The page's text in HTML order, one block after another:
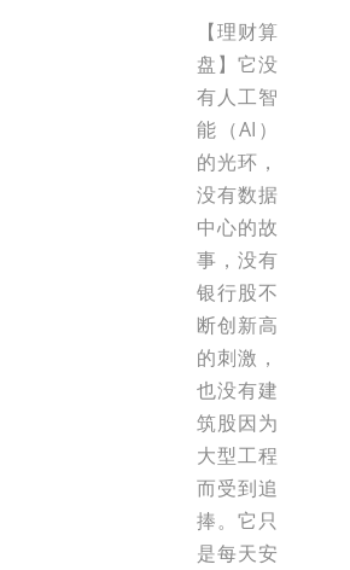
【理财算
盘】它没
有人工智
能（AI）
的光环，
没有数据
中心的故
事，没有
银行股不
断创新高
的刺激，
也没有建
筑股因为
大型工程
而受到追
捧。它只
是每天安